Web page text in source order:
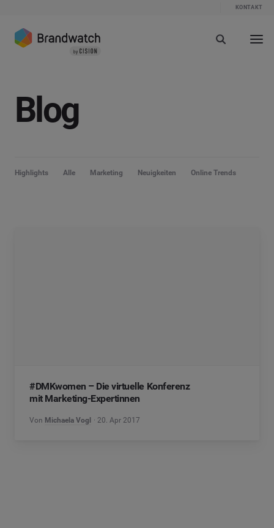
KONTAKT
Blog
Highlights Alle Marketing Neuigkeiten Online Trends
#DMKwomen – Die virtuelle Konferenz
mit Marketing-Expertinnen
Von Michaela Vogl 20. Apr 2017